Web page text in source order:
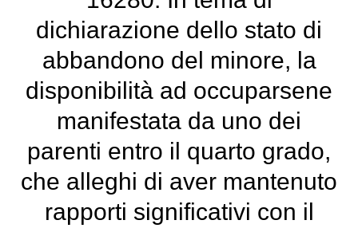
dichiarazione dello stato di
abbandono del minore, la
disponibilità ad occuparsene
manifestata da uno dei
parenti entro il quarto grado,
che alleghi di aver mantenuto
rapporti significativi con il